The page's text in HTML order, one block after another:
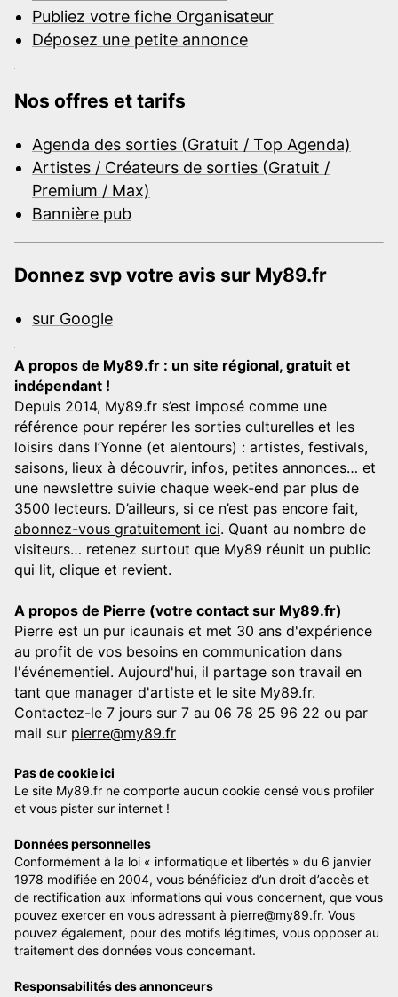
Publiez votre fiche Organisateur
Déposez une petite annonce
Nos offres et tarifs
Agenda des sorties (Gratuit / Top Agenda)
Artistes / Créateurs de sorties (Gratuit /
Premium / Max)
Bannière pub
Donnez svp votre avis sur My89.fr
sur Google
A propos de My89.fr : un site régional, gratuit et
indépendant !
Depuis 2014, My89.fr s’est imposé comme une
référence pour repérer les sorties culturelles et les
loisirs dans l’Yonne (et alentours) : artistes, festivals,
saisons, lieux à découvrir, infos, petites annonces… et
une newslettre suivie chaque week-end par plus de
3500 lecteurs. D’ailleurs, si ce n’est pas encore fait,
abonnez-vous gratuitement ici. Quant au nombre de
visiteurs… retenez surtout que My89 réunit un public
qui lit, clique et revient.
A propos de Pierre (votre contact sur My89.fr)
Pierre est un pur icaunais et met 30 ans d'expérience
au profit de vos besoins en communication dans
l'événementiel. Aujourd'hui, il partage son travail en
tant que manager d'artiste et le site My89.fr.
Contactez-le 7 jours sur 7 au 06 78 25 96 22 ou par
mail sur pierre@my89.fr
Pas de cookie ici
Le site My89.fr ne comporte aucun cookie censé vous profiler
et vous pister sur internet !
Données personnelles
Conformément à la loi « informatique et libertés » du 6 janvier
1978 modifiée en 2004, vous bénéficiez d’un droit d’accès et
de rectification aux informations qui vous concernent, que vous
pouvez exercer en vous adressant à pierre@my89.fr. Vous
pouvez également, pour des motifs légitimes, vous opposer au
traitement des données vous concernant.
Responsabilités des annonceurs